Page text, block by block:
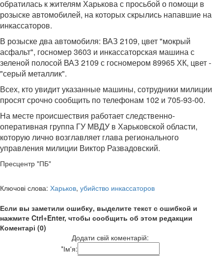
обратилась к жителям Харькова с просьбой о помощи в
розыске автомобилей, на которых скрылись напавшие на
инкассаторов.
В розыске два автомобиля: ВАЗ 2109, цвет "мокрый
асфальт", госномер 3603 и инкассаторская машина с
зеленой полосой ВАЗ 2109 с госномером 89965 ХК, цвет -
"серый металлик".
Всех, кто увидит указанные машины, сотрудники милиции
просят срочно сообщить по телефонам 102 и 705-93-00.
На месте происшествия работает следственно-
оперативная группа ГУ МВДУ в Харьковской области,
которую лично возглавляет глава регионального
управления милиции Виктор Развадовский.
Пресцентр "ПБ"
Ключові слова: Харьков, убийство инкассаторов
Если вы заметили ошибку, выделите текст с ошибкой и
нажмите Ctrl+Enter, чтобы сообщить об этом редакции
Коментарі (0)
Додати свій коментарій:
*Ім'я: